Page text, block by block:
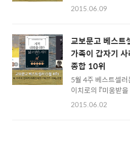
간과 동시에 종합 9
솔직한 응원을 담은
날에는 ‘안심스테이
제연어’, 소중한 ..
니다. 혹시 지난 주
선두로 채사장의 『
지식』, 신영복 작가
다. 이런 출판계의
될까요? 돌아보면
심을 끌만한 출판계
니다. 간혹 ‘색칠북
반짝 유행을 타면 비
쏟아낼 뿐, 출판계
2015.06.09
교보문고 베스
가족이 갑자기 사
종합 10위
5월 4주 베스트셀
이치로의 『미움받
책이나 해외 소설 등
2015.06.02